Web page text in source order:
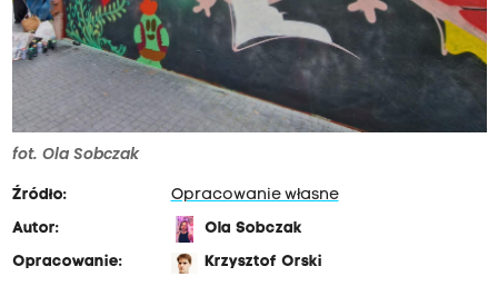
fot. Ola Sobczak
Źródło:
Opracowanie własne
Autor:
Ola Sobczak
Opracowanie:
Krzysztof Orski